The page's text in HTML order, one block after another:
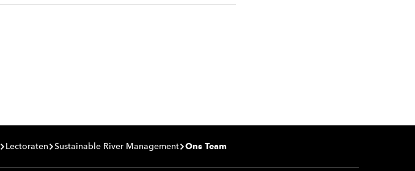
Lectoraten Sustainable River Management Ons Team